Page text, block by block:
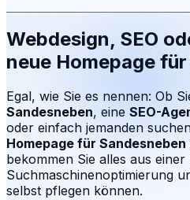
Webdesign, SEO
neue Homepage für
Egal, wie Sie es nennen: Ob
Sandesneben, eine SEO-
oder einfach jemanden
Homepage für Sandesneben
bekommen Sie alles aus
Suchmaschinenoptimierung
selbst pflegen können.